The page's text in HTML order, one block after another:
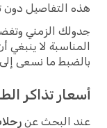
هذه التفاصيل دون
جدولك الزمني
المناسبة لا
بالضبط ما نسعى
أسعار تذاكر
عند البحث عن